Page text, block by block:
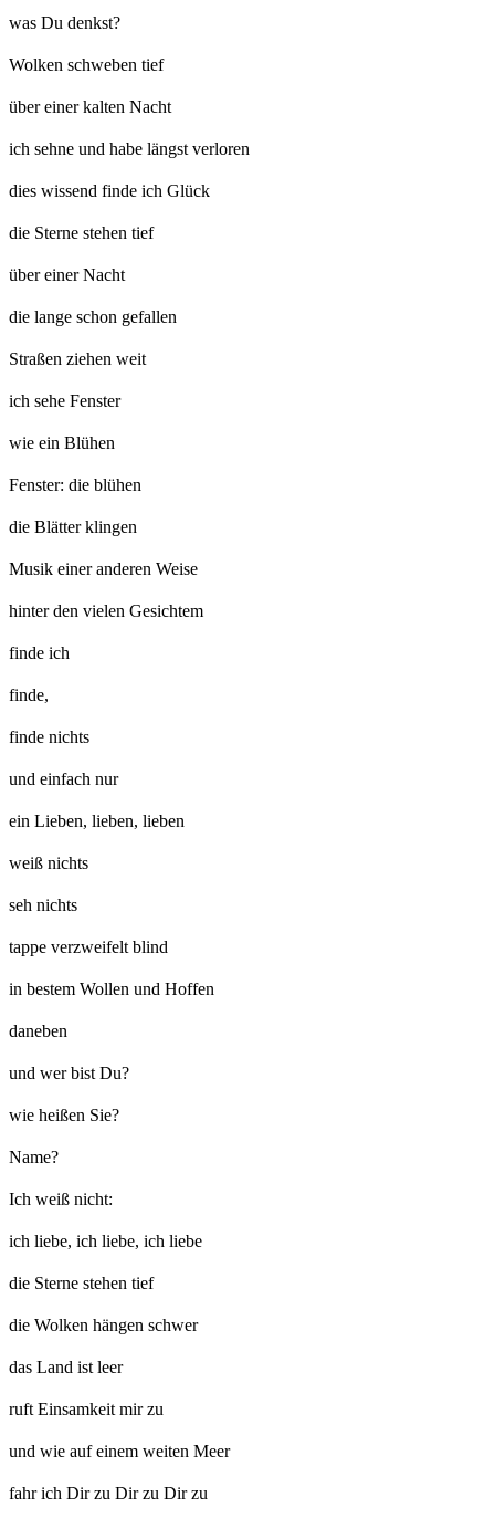
was Du denkst?
Wolken schweben tief
über einer kalten Nacht
ich sehne und habe längst verloren
dies wissend finde ich Glück
die Sterne stehen tief
über einer Nacht
die lange schon gefallen
Straßen ziehen weit
ich sehe Fenster
wie ein Blühen
Fenster: die blühen
die Blätter klingen
Musik einer anderen Weise
hinter den vielen Gesichtem
finde ich
finde,
finde nichts
und einfach nur
ein Lieben, lieben, lieben
weiß nichts
seh nichts
tappe verzweifelt blind
in bestem Wollen und Hoffen
daneben
und wer bist Du?
wie heißen Sie?
Name?
Ich weiß nicht:
ich liebe, ich liebe, ich liebe
die Sterne stehen tief
die Wolken hängen schwer
das Land ist leer
ruft Einsamkeit mir zu
und wie auf einem weiten Meer
fahr ich Dir zu Dir zu Dir zu